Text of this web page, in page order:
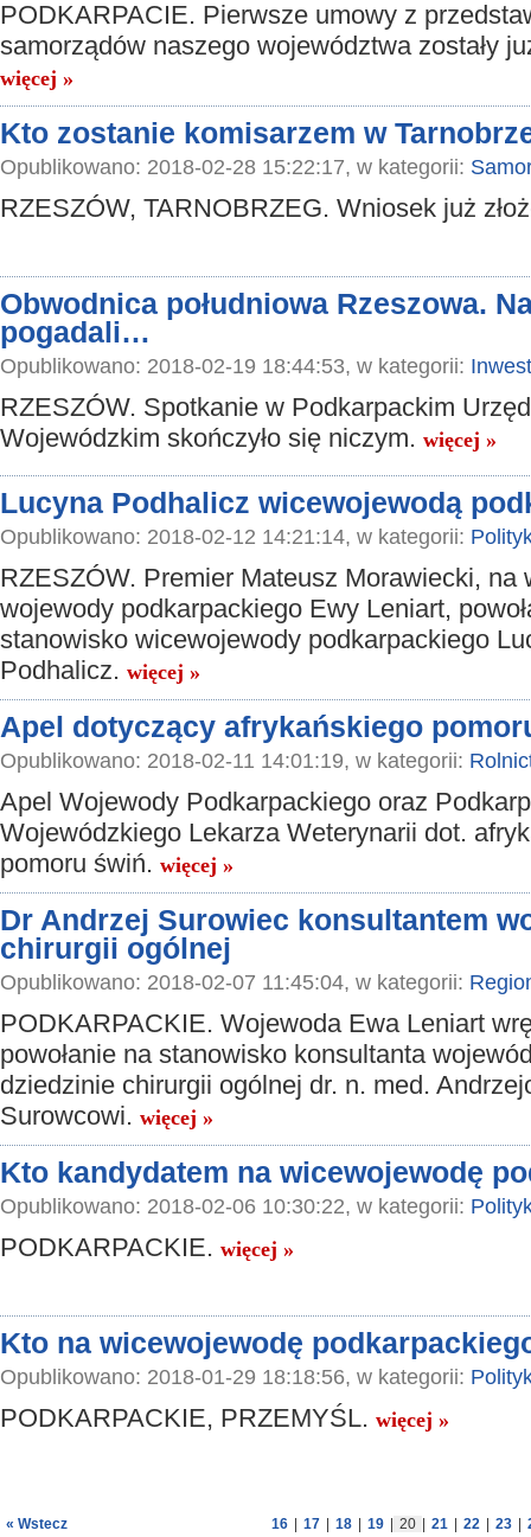
PODKARPACIE. Pierwsze umowy z
samorządów naszego województwa zostały
więcej »
Kto zostanie komisarzem w
Opublikowano: 2018-02-28 15:22:17, w kategorii:
RZESZÓW, TARNOBRZEG. Wniosek już
Obwodnica południowa Rzeszowa.
pogadali…
Opublikowano: 2018-02-19 18:44:53, w kategorii:
RZESZÓW. Spotkanie w Podkarpackim
Wojewódzkim skończyło się niczym. więcej »
Lucyna Podhalicz wicewojewodą
Opublikowano: 2018-02-12 14:21:14, w kategorii:
RZESZÓW. Premier Mateusz Morawiecki, na
wojewody podkarpackiego Ewy Leniart,
stanowisko wicewojewody podkarpackiego
Podhalicz. więcej »
Apel dotyczący afrykańskiego
Opublikowano: 2018-02-11 14:01:19, w kategorii:
Apel Wojewody Podkarpackiego oraz
Wojewódzkiego Lekarza Weterynarii dot.
pomoru świń. więcej »
Dr Andrzej Surowiec konsultantem
chirurgii ogólnej
Opublikowano: 2018-02-07 11:45:04, w kategorii:
PODKARPACKIE. Wojewoda Ewa Leniart
powołanie na stanowisko konsultanta
dziedzinie chirurgii ogólnej dr. n. med.
Surowcowi. więcej »
Kto kandydatem na wicewojewodę
Opublikowano: 2018-02-06 10:30:22, w kategorii:
PODKARPACKIE. więcej »
Kto na wicewojewodę
Opublikowano: 2018-01-29 18:18:56, w kategorii:
PODKARPACKIE, PRZEMYŚL. więcej »
« Wstecz 16 17 18 19 20 21 22 23